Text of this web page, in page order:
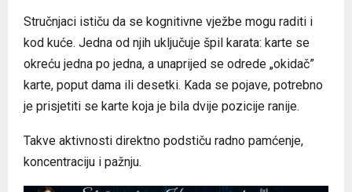
Stručnjaci ističu da se kognitivne vježbe mogu raditi i
kod kuće. Jedna od njih uključuje špil karata: karte se
okreću jedna po jedna, a unaprijed se odrede „okidač”
karte, poput dama ili desetki. Kada se pojave, potrebno
je prisjetiti se karte koja je bila dvije pozicije ranije.
Takve aktivnosti direktno podstiču radno pamćenje,
koncentraciju i pažnju.